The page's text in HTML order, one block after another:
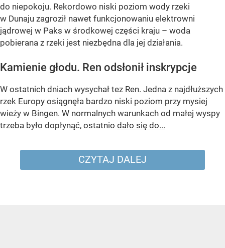
do niepokoju. Rekordowo niski poziom wody rzeki
w Dunaju zagroził nawet funkcjonowaniu elektrowni
jądrowej w Paks w środkowej części kraju – woda
pobierana z rzeki jest niezbędna dla jej działania.
Kamienie głodu. Ren odsłonił inskrypcje
W ostatnich dniach wysychał tez Ren. Jedna z najdłuższych
rzek Europy osiągnęła bardzo niski poziom przy mysiej
wieży w Bingen. W normalnych warunkach od małej wyspy
trzeba było dopłynąć, ostatnio dało się do...
CZYTAJ DALEJ